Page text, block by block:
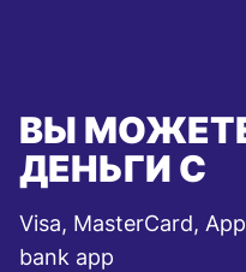
ВЫ
ДЕНЬГИ С
Visa, MasterCard,
bank app